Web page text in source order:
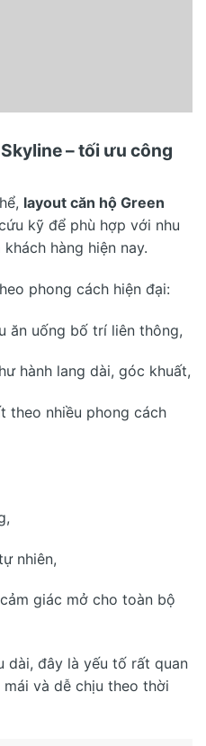
– tối ưu công
layout căn hộ Green
kỹ để phù hợp với nhu
hàng hiện nay.
phong cách hiện đại:
ăn uống bố trí liên thông,
hành lang dài, góc khuất,
theo nhiều phong cách
nhiên,
giác mở cho toàn bộ
dài, đây là yếu tố rất quan
và dễ chịu theo thời